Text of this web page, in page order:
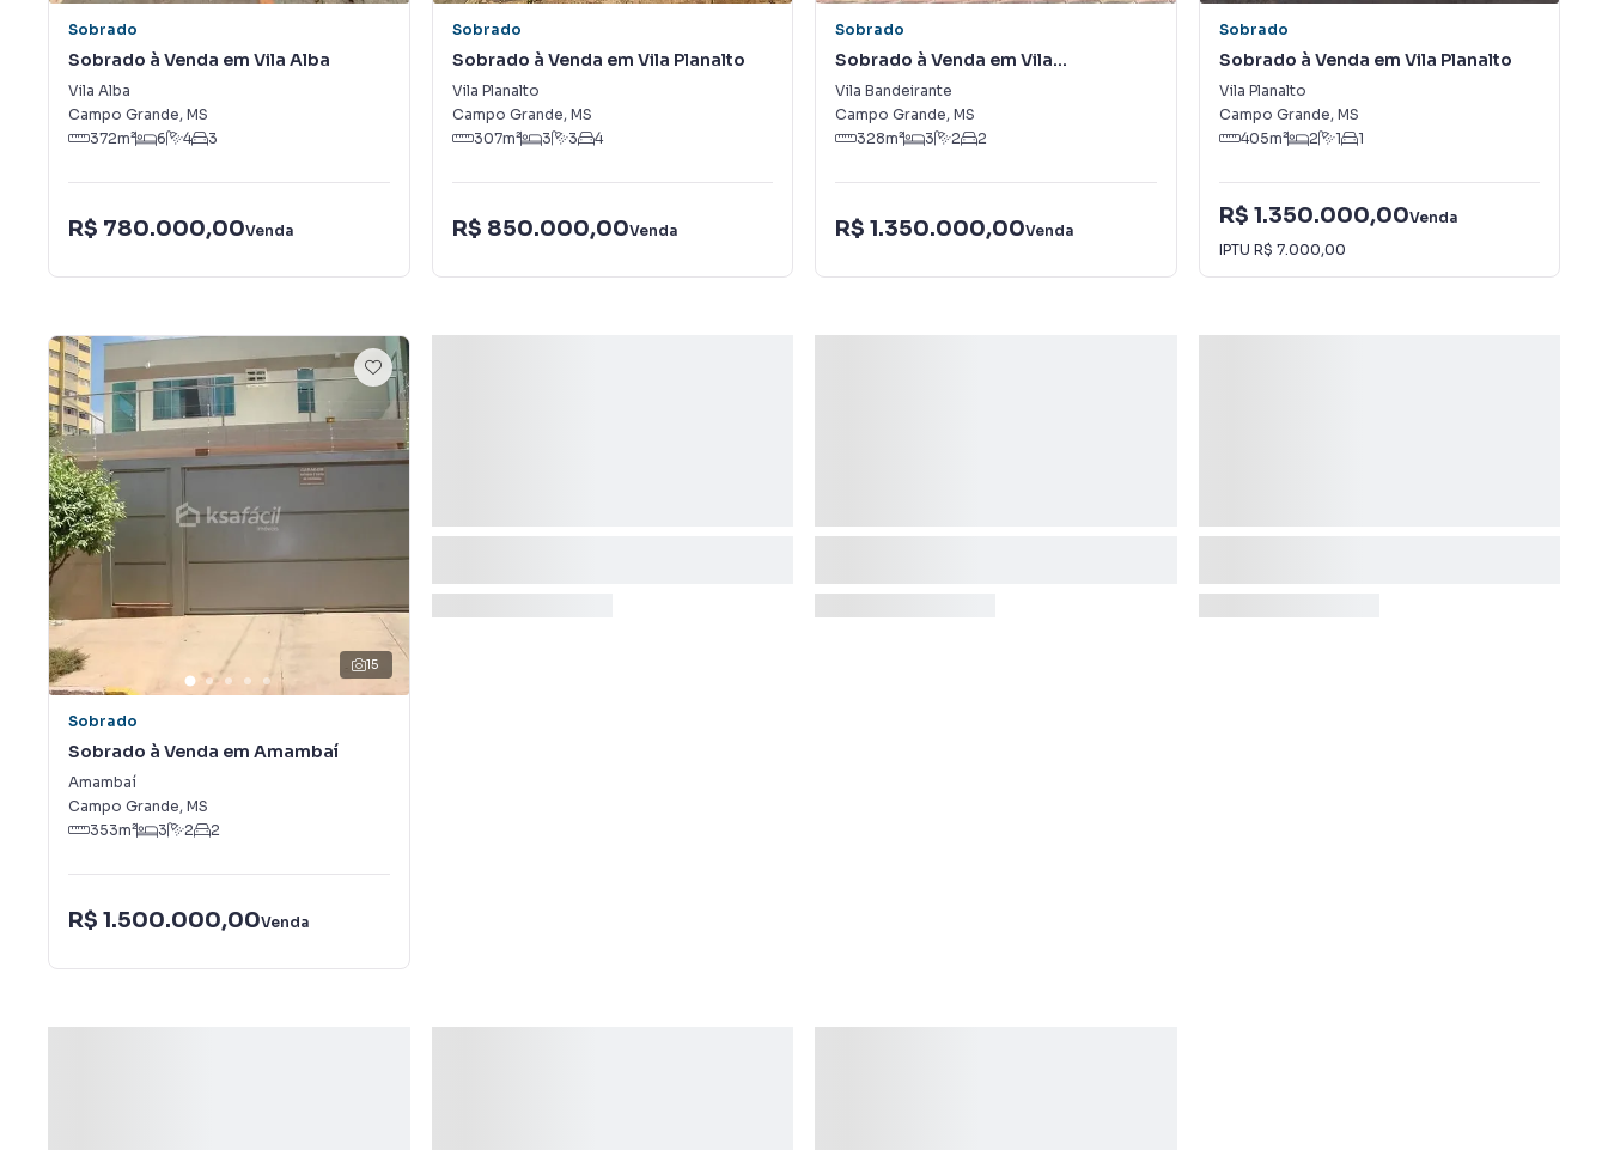
Sobrado
Sobrado à Venda em Vila Alba
Vila Alba
Campo Grande, MS
372m² 6 4 3
R$ 780.000,00Venda
Sobrado
Sobrado à Venda em Vila Planalto
Vila Planalto
Campo Grande, MS
307m² 3 3 4
R$ 850.000,00Venda
Sobrado
Sobrado à Venda em Vila
Bandeirante
Vila Bandeirante
Campo Grande, MS
328m² 3 2 2
R$ 1.350.000,00Venda
Sobrado
Sobrado à Venda em Vila Planalto
Vila Planalto
Campo Grande, MS
405m² 2 1 1
R$ 1.350.000,00Venda
IPTU R$ 7.000,00
15
Sobrado
Sobrado à Venda em Amambaí
Amambaí
Campo Grande, MS
353m² 3 2 2
R$ 1.500.000,00Venda